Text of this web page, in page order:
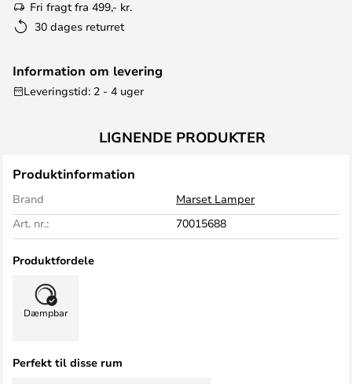
Fri fragt fra 499,- kr.
30 dages returret
Information om levering
Leveringstid: 2 - 4 uger
LIGNENDE PRODUKTER
Produktinformation
Brand
Marset Lamper
Art. nr.:
70015688
Produktfordele
Dæmpbar
Perfekt til disse rum